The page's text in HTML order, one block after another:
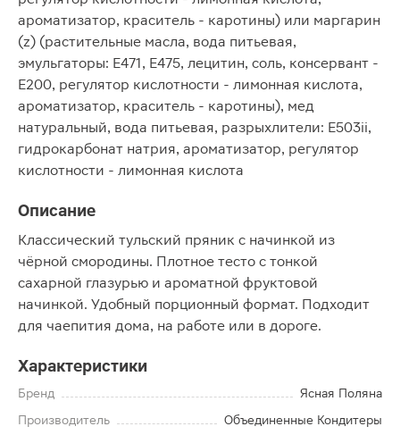
ароматизатор, краситель - каротины) или маргарин
(z) (растительные масла, вода питьевая,
эмульгаторы: E471, E475, лецитин, соль, консервант -
E200, регулятор кислотности - лимонная кислота,
ароматизатор, краситель - каротины), мед
натуральный, вода питьевая, разрыхлители: E503ii,
гидрокарбонат натрия, ароматизатор, регулятор
кислотности - лимонная кислота
Описание
Классический тульский пряник с начинкой из
чёрной смородины. Плотное тесто с тонкой
сахарной глазурью и ароматной фруктовой
начинкой. Удобный порционный формат. Подходит
для чаепития дома, на работе или в дороге.
Характеристики
Бренд
Ясная Поляна
Производитель
Объединенные Кондитеры